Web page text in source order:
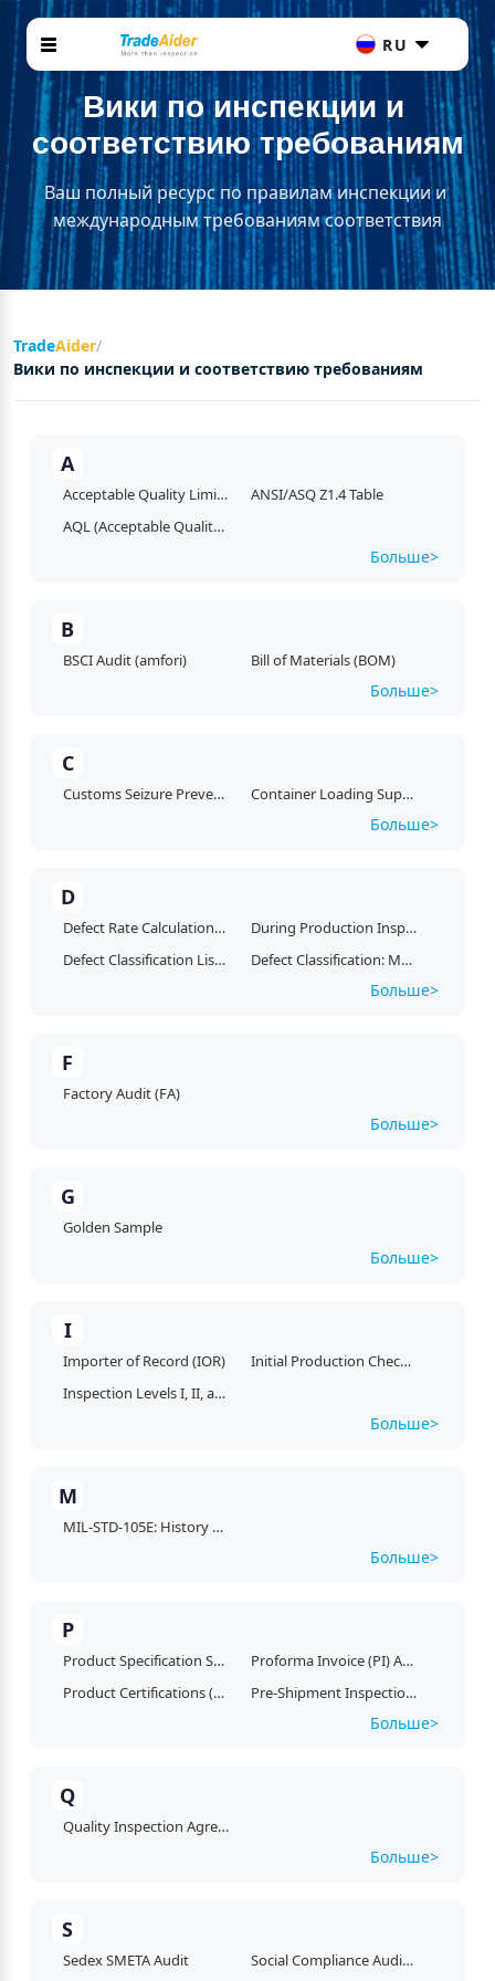
RU
Вики по инспекции и
соответствию требованиям
Ваш полный ресурс по правилам инспекции и
международным требованиям соответствия
TradeAider/
Вики по инспекции и соответствию требованиям
A
Acceptable Quality Limit (AQL)
ANSI/ASQ Z1.4 Table
AQL (Acceptable Quality Limit)
Больше>
B
BSCI Audit (amfori) Bill of Materials (BOM)
Больше>
C
Customs Seizure Prevention Container Loading Supervision (CLS)
Больше>
D
Defect Rate Calculations: Monitoring Factory Quality Performance
During Production Inspection (DUPRO)
Defect Classification List (DCL)
Defect Classification: Major, Minor, and Critical Defects Explained
Больше>
F
Factory Audit (FA)
Больше>
G
Golden Sample
Больше>
I
Importer of Record (IOR)
Initial Production Check (IPC)
Inspection Levels I, II, and III
Больше>
M
MIL-STD-105E: History and Evolution of Modern Quality Control Sampling
Больше>
P
Product Specification Sheet (PSS)
Proforma Invoice (PI) Audit
Product Certifications (CE, FCC, RoHS)
Pre-Shipment Inspection (PSI)
Больше>
Q
Quality Inspection Agreement (QIA)
Больше>
S
Sedex SMETA Audit
Social Compliance Audits (BSCI & Sedex)